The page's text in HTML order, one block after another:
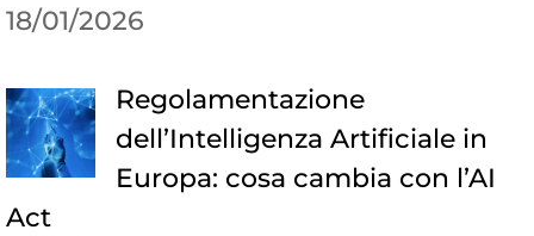
18/01/2026
Regolamentazione
dell’Intelligenza Artificiale in
Europa: cosa cambia con l’AI
Act